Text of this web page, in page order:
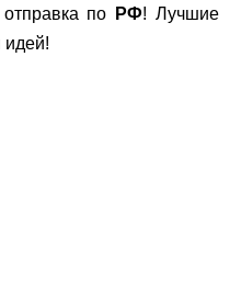
по РФ! Лучшие
идей!